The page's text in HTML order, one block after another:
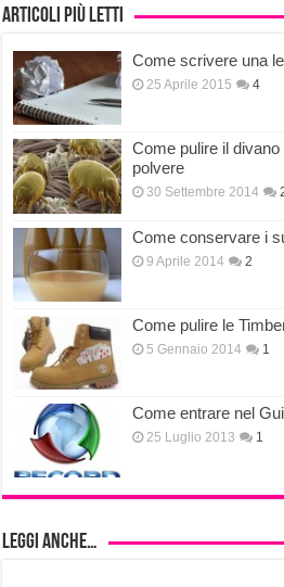
Articoli più letti
Come scrivere una
25 Aprile 2015 4
Come pulire il
polvere
30 Settembre 2014
Come conservare i
9 Aprile 2014 2
Come pulire le
5 Gennaio 2014 1
Come entrare nel
25 Luglio 2013 1
Leggi anche…